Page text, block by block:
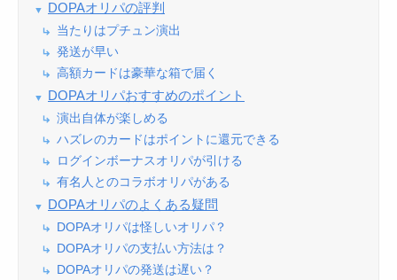
DOPAオリパの評判
当たりはプチュン演出
発送が早い
高額カードは豪華な箱で届く
DOPAオリパおすすめのポイント
演出自体が楽しめる
ハズレのカードはポイントに還元できる
ログインボーナスオリパが引ける
有名人とのコラボオリパがある
DOPAオリパのよくある疑問
DOPAオリパは怪しいオリパ？
DOPAオリパの支払い方法は？
DOPAオリパの発送は遅い？